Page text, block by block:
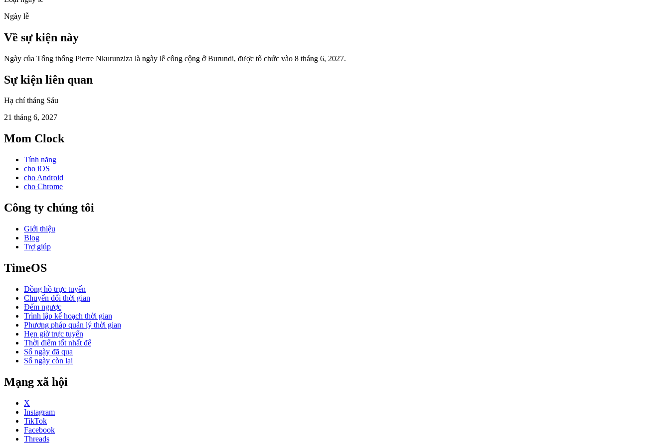
Ngày lễ
Về sự kiện này
Ngày của Tổng thống Pierre Nkurunziza là ngày lễ công cộng ở Burundi, được tổ chức vào 8 tháng 6, 2027.
Sự kiện liên quan
Hạ chí tháng Sáu
21 tháng 6, 2027
Mom Clock
Tính năng
cho iOS
cho Android
cho Chrome
Công ty chúng tôi
Giới thiệu
Blog
Trợ giúp
TimeOS
Đồng hồ trực tuyến
Chuyển đổi thời gian
Đếm ngược
Trình lập kế hoạch thời gian
Phương pháp quản lý thời gian
Hẹn giờ trực tuyến
Thời điểm tốt nhất để
Số ngày đã qua
Số ngày còn lại
Mạng xã hội
X
Instagram
TikTok
Facebook
Threads